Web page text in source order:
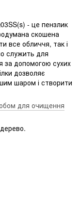
- це пензлик
скошена
все обличчя, так і
служить для
за допомогою сухих
дозволяє
шаром і створити
для очищення